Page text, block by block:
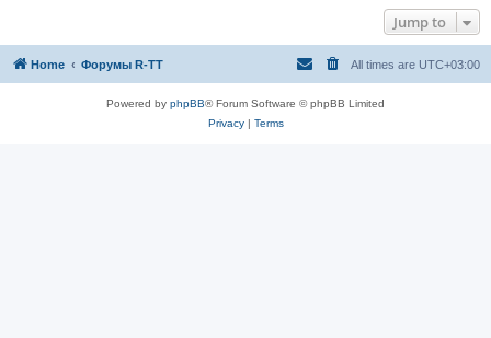
Jump to
Home Форумы R-TT All times are UTC+03:00
Powered by phpBB® Forum Software © phpBB Limited
Privacy| Terms